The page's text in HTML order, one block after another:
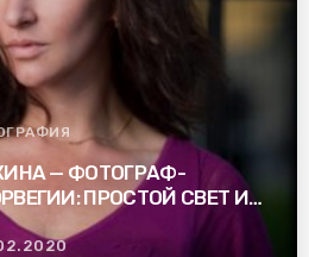
— ФОТОГРАФ-
ПРОСТОЙ СВЕТ И